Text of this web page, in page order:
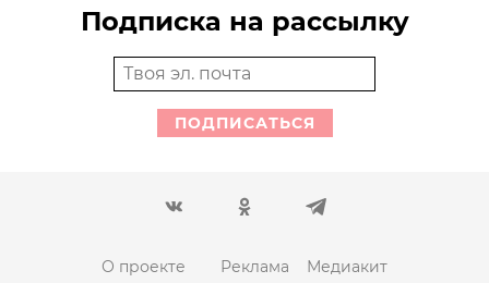
Подписка на рассылку
ПОДПИСАТЬСЯ
О проекте Реклама
Медиакит